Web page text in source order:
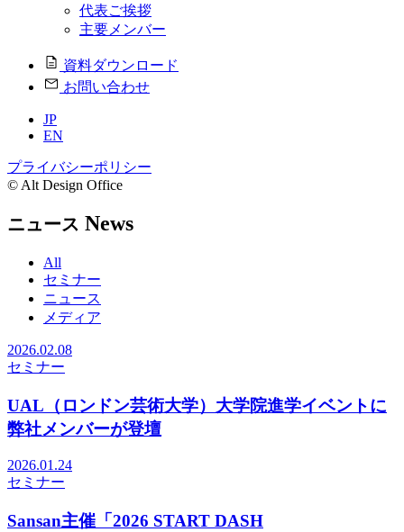
代表ご挨拶
主要メンバー
資料ダウンロード
お問い合わせ
JP
EN
プライバシーポリシー
© Alt Design Office
ニュース News
All
セミナー
ニュース
メディア
2026.02.08
セミナー
UAL（ロンドン芸術大学）大学院進学イベントに
弊社メンバーが登壇
2026.01.24
セミナー
Sansan主催「2026 START DASH